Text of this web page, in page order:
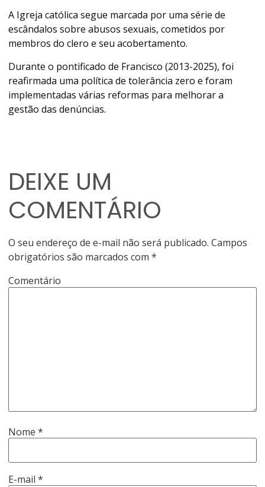
A Igreja católica segue marcada por uma série de
escândalos sobre abusos sexuais, cometidos por
membros do clero e seu acobertamento.
Durante o pontificado de Francisco (2013-2025), foi
reafirmada uma política de tolerância zero e foram
implementadas várias reformas para melhorar a
gestão das denúncias.
DEIXE UM
COMENTÁRIO
O seu endereço de e-mail não será publicado. Campos
obrigatórios são marcados com*
Comentário
Nome*
E-mail*